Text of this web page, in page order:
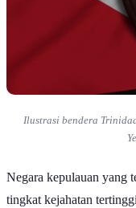
Ilustrasi bendera
Negara kepulauan yang
tingkat kejahatan